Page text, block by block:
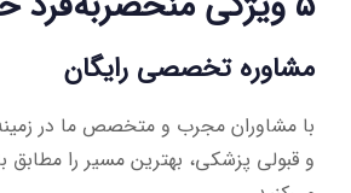
مشاوره تخصصی رایگان
با مشاوران مجرب و متخصص ما در
و قبولی پزشکی، بهترین مسیر را مطابق